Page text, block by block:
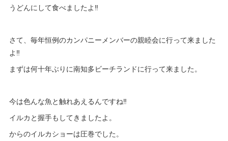
うどんにして食べましたよ‼
さて、毎年恒例のカンパニーメンバーの親睦会に行って来ました
よ‼
まずは何十年ぶりに南知多ビーチランドに行って来ました。
今は色んな魚と触れあえるんですね‼
イルカと握手もしてきましたよ。
からのイルカショーは圧巻でした。